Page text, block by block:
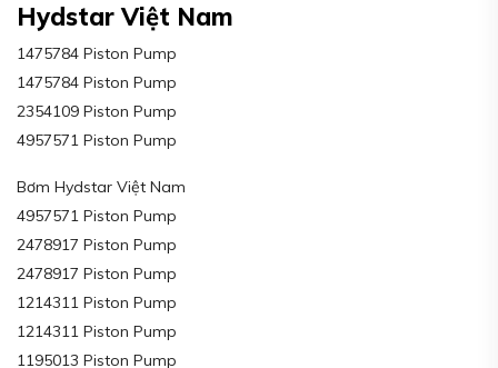
Hydstar Việt Nam
1475784 Piston Pump
1475784 Piston Pump
2354109 Piston Pump
4957571 Piston Pump
Bơm Hydstar Việt Nam
4957571 Piston Pump
2478917 Piston Pump
2478917 Piston Pump
1214311 Piston Pump
1214311 Piston Pump
1195013 Piston Pump